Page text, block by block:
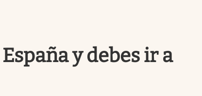
y debes ir a